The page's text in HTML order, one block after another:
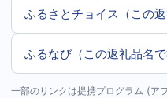
ふるさとチョイス（この返
ふるなび（この返礼品名で
一部のリンクは提携プログラム (ア